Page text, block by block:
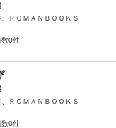
ＲＯＭＡＮＢＯＯＫＳ
数0件
ＲＯＭＡＮＢＯＯＫＳ
数0件